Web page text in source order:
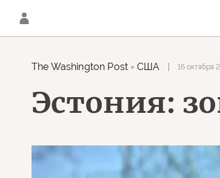
The Washington Post США 16 октября
Эстония: